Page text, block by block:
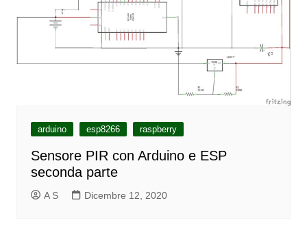
arduino esp8266 raspberry
Sensore PIR con Arduino e ESP
seconda parte
A S Dicembre 12, 2020